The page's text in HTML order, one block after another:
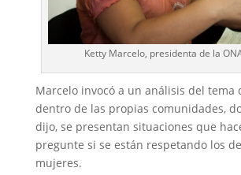
Ketty Marcelo, presidenta de la
Marcelo invocó a un análisis del tema
dentro de las propias comunidades,
dijo, se presentan situaciones que
pregunte si se están respetando los
mujeres.